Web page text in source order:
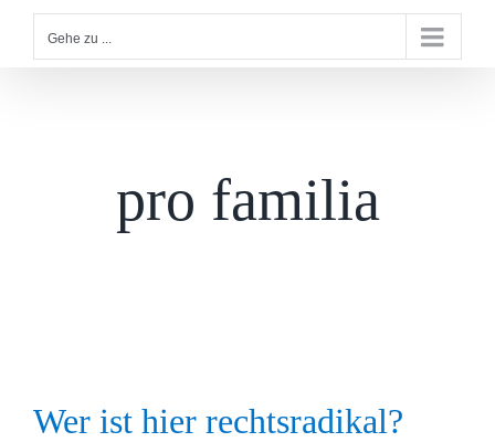
Gehe zu ...
pro familia
Wer ist hier rechtsradikal?